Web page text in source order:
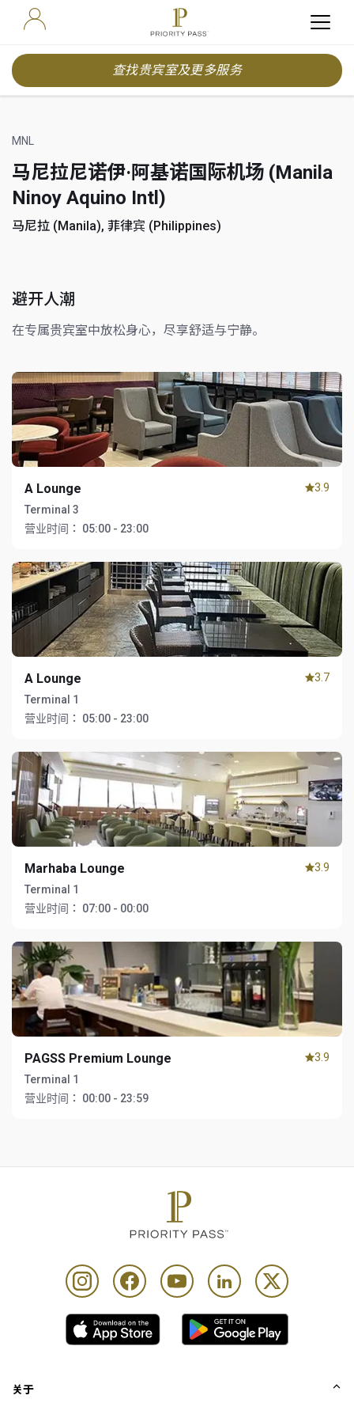
查找贵宾室及更多服务
MNL
马尼拉尼诺伊·阿基诺国际机场 (Manila
Ninoy Aquino Intl)
马尼拉 (Manila), 菲律宾 (Philippines)
避开人潮
在专属贵宾室中放松身心，尽享舒适与宁静。
A Lounge
Terminal 3
营业时间：
05:00 - 23:00
3.9
A Lounge
Terminal 1
营业时间：
05:00 - 23:00
3.7
Marhaba Lounge
Terminal 1
营业时间：
07:00 - 00:00
3.9
PAGSS Premium Lounge
Terminal 1
营业时间：
00:00 - 23:59
3.9
关于